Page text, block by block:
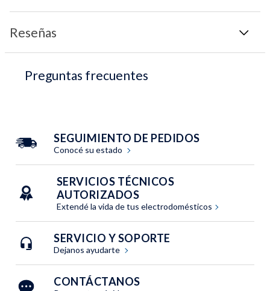
Reseñas
Preguntas frecuentes
SEGUIMIENTO DE PEDIDOS
Conocé su estado
SERVICIOS TÉCNICOS
AUTORIZADOS
Extendé la vida de tus electrodomésticos
SERVICIO Y SOPORTE
Dejanos ayudarte
CONTÁCTANOS